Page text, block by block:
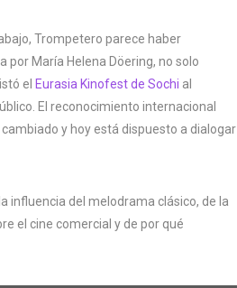
Trompetero parece haber
María Helena Döering, no solo
el Eurasia Kinofest de Sochi al
El reconocimiento internacional
y hoy está dispuesto a dialogar
influencia del melodrama clásico, de la
el cine comercial y de por qué